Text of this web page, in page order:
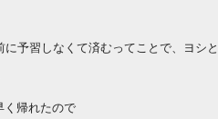
に予習しなくて済むってことで、ヨシ
く帰れたので